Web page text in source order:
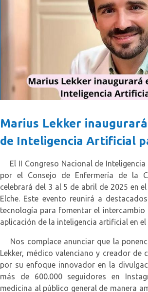
Marius Lekker
de Inteligencia Artificial
El II Congreso Nacional de
por el Consejo de Enfermería de la
celebrará del 3 al 5 de abril de 2025 en
Elche. Este evento reunirá a
tecnología para fomentar el intercambio
aplicación de la inteligencia artificial en
Nos complace anunciar que la
Lekker, médico valenciano y creador de
por su enfoque innovador en la
más de 600.000 seguidores en
medicina al público general de manera